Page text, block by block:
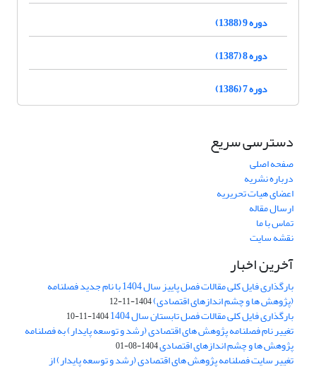
دوره 9 (1388)
دوره 8 (1387)
دوره 7 (1386)
دسترسی سریع
صفحه اصلی
درباره نشریه
اعضای هیات تحریریه
ارسال مقاله
تماس با ما
نقشه سایت
آخرین اخبار
بارگذاری فایل کلی مقالات فصل پاییز سال 1404 با نام جدید فصلنامه
(پژوهش ها و چشم اندازهای اقتصادی)1404-11-12
بارگذاری فایل کلی مقالات فصل تابستان سال 1404 1404-11-10
تغییر نام فصلنامه پژوهش های اقتصادی (رشد و توسعه پایدار) به فصلنامه
پژوهش ها و چشم اندازهای اقتصادی1404-08-01
تغییر سایت فصلنامه پژوهش های اقتصادی (رشد و توسعه پایدار) از